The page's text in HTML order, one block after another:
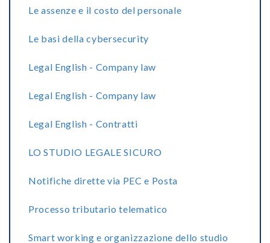
Le assenze e il costo del personale
Le basi della cybersecurity
Legal English - Company law
Legal English - Company law
Legal English - Contratti
LO STUDIO LEGALE SICURO
Notifiche dirette via PEC e Posta
Processo tributario telematico
Smart working e organizzazione dello studio